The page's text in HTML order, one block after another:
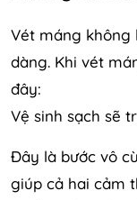
Vét máng không
dàng. Khi vét
đây:
Vệ sinh sạch sẽ
Đây là bước vô
giúp cả hai cảm